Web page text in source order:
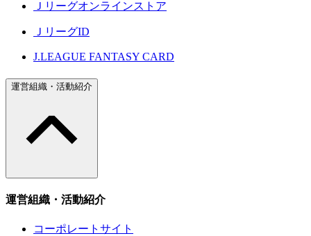
Ｊリーグオンラインストア
ＪリーグID
J.LEAGUE FANTASY CARD
運営組織・活動紹介
運営組織・活動紹介
コーポレートサイト